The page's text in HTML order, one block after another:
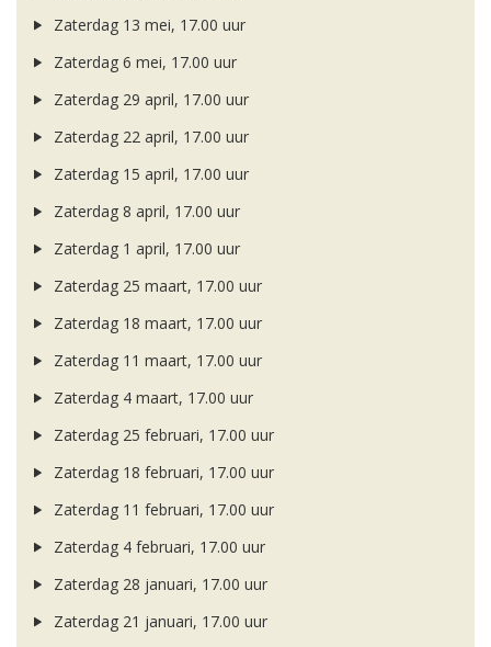
Zaterdag 13 mei, 17.00 uur
Zaterdag 6 mei, 17.00 uur
Zaterdag 29 april, 17.00 uur
Zaterdag 22 april, 17.00 uur
Zaterdag 15 april, 17.00 uur
Zaterdag 8 april, 17.00 uur
Zaterdag 1 april, 17.00 uur
Zaterdag 25 maart, 17.00 uur
Zaterdag 18 maart, 17.00 uur
Zaterdag 11 maart, 17.00 uur
Zaterdag 4 maart, 17.00 uur
Zaterdag 25 februari, 17.00 uur
Zaterdag 18 februari, 17.00 uur
Zaterdag 11 februari, 17.00 uur
Zaterdag 4 februari, 17.00 uur
Zaterdag 28 januari, 17.00 uur
Zaterdag 21 januari, 17.00 uur